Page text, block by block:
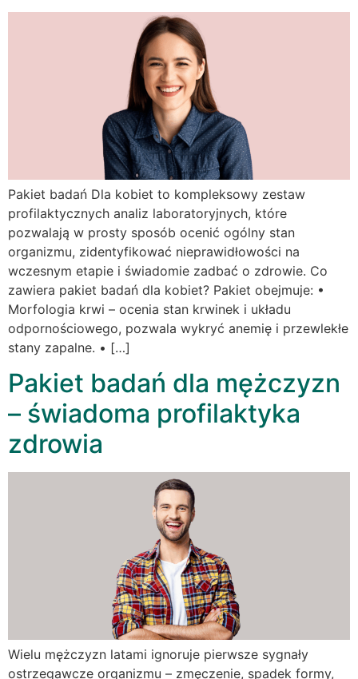
Pakiet badań Dla kobiet to kompleksowy zestaw
profilaktycznych analiz laboratoryjnych, które
pozwalają w prosty sposób ocenić ogólny stan
organizmu, zidentyfikować nieprawidłowości na
wczesnym etapie i świadomie zadbać o zdrowie. Co
zawiera pakiet badań dla kobiet? Pakiet obejmuje: •
Morfologia krwi – ocenia stan krwinek i układu
odpornościowego, pozwala wykryć anemię i przewlekłe
stany zapalne. • […]
Pakiet badań dla mężczyzn
– świadoma profilaktyka
zdrowia
Wielu mężczyzn latami ignoruje pierwsze sygnały
ostrzegawcze organizmu – zmęczenie, spadek formy,